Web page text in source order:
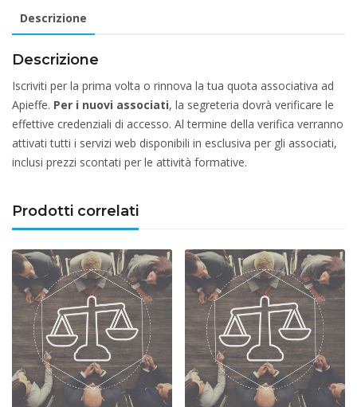
2026
-
UNDER
quantità
Descrizione
Descrizione
Iscriviti per la prima volta o rinnova la tua quota associativa ad
Apieffe. Per i nuovi associati, la segreteria dovrà verificare le
effettive credenziali di accesso. Al termine della verifica verranno
attivati tutti i servizi web disponibili in esclusiva per gli associati,
inclusi prezzi scontati per le attività formative.
Prodotti correlati